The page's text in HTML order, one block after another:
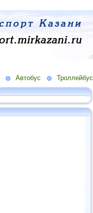
Автобус Троллейбус